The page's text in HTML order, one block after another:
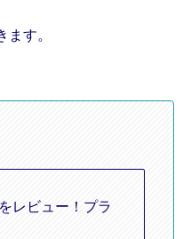
す。
レビュー！プラ